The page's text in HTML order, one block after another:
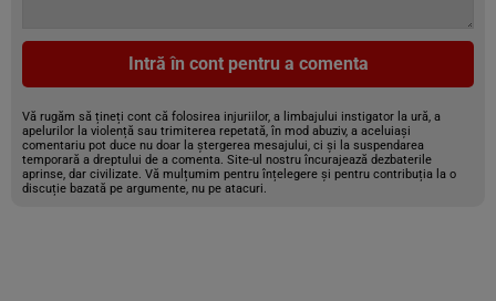
Intră în cont pentru a comenta
Vă rugăm să țineți cont că folosirea injuriilor, a limbajului instigator la ură, a
apelurilor la violență sau trimiterea repetată, în mod abuziv, a aceluiași
comentariu pot duce nu doar la ștergerea mesajului, ci și la suspendarea
temporară a dreptului de a comenta. Site-ul nostru încurajează dezbaterile
aprinse, dar civilizate. Vă mulțumim pentru înțelegere și pentru contribuția la o
discuție bazată pe argumente, nu pe atacuri.